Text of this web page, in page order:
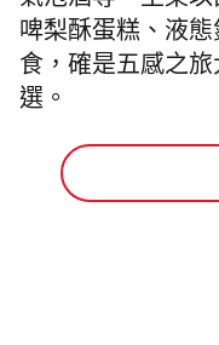
啤梨酥蛋糕、液
食，確是五感之旅
選。